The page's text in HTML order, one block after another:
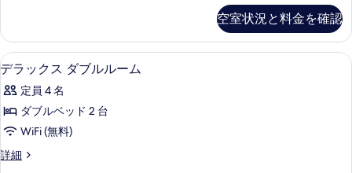
る
ル
ル
ー
ム
の
す
べ
ク
ダ
ブ
ル
ー
の
詳
細
空室状況と料金を確認
デ
ラ
ッ
ク
ス
ダ
エジプト綿のシーツ、高級寝具、羽
5
デラックス ダブルルーム
定員 4 名
ダブルベッド 2 台
WiFi (無料)
詳細
デ